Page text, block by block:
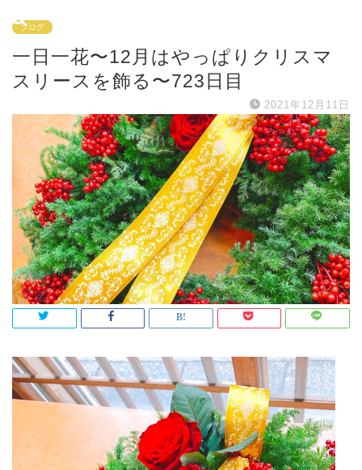
ブログ
一日一花〜12月はやっぱりクリスマ
スリースを飾る〜723日目
2021年12月11日